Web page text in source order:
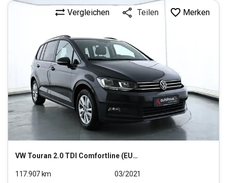
VW Touran 2.0 TDI Comfortline (EURO 6d)
Vergleichen Teilen Merken
117.907km
03/2021